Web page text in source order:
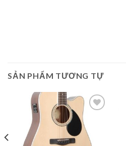
SẢN PHẨM TƯƠNG TỰ
Add to
Wishlist